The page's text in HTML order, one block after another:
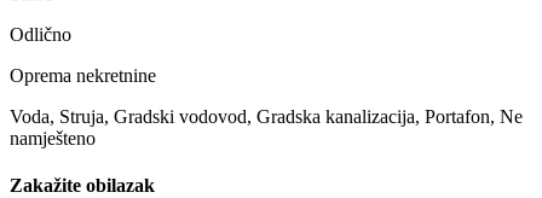
Odlično
Oprema nekretnine
Voda, Struja, Gradski vodovod, Gradska kanalizacija, Portafon, Ne
namješteno
Zakažite obilazak